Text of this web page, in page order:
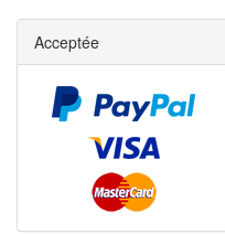
Acceptée